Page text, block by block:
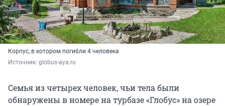
Корпус, в котором погибли 4 человека
Источник: globus-aya.ru
Семья из четырех человек, чьи тела были
обнаружены в номере на турбазе «Глобус» на озере